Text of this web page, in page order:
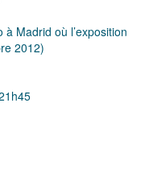
Madrid où l’exposition
2012)